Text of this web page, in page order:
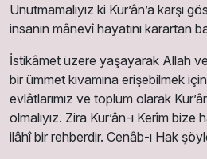
Unutmamalıyız ki Kur’ân’a karşı
insanın mânevî hayatını karartan
İstikâmet üzere yaşayarak Allah
bir ümmet kıvamına erişebilmek
evlâtlarımız ve toplum olarak
olmalıyız. Zira Kur’ân-ı Kerîm bize
ilâhî bir rehberdir. Cenâb-ı Hak